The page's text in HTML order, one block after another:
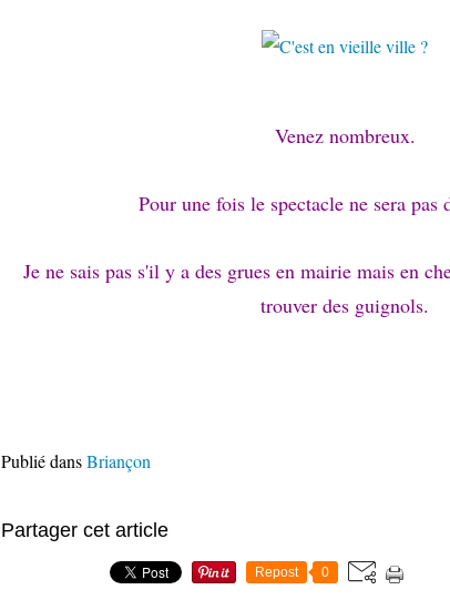
Venez nombreux.
Pour une fois le spectacle ne sera pas
Je ne sais pas s'il y a des grues en mairie mais en
trouver des guignols.
Publié dansBriançon
Partager cet article
Repost 0